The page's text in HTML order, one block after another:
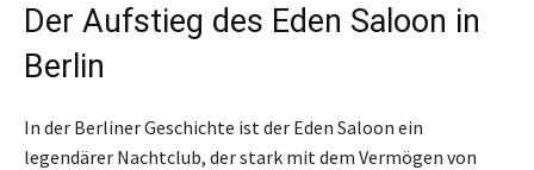
Der Aufstieg des Eden Saloon in
Berlin
In der Berliner Geschichte ist der Eden Saloon ein
legendärer Nachtclub, der stark mit dem Vermögen von